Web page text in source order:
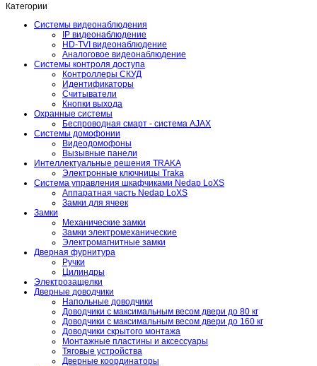
Категории
Системы видеонаблюдения
IP видеонаблюдение
HD-TVI видеонаблюдение
Аналоговое видеонаблюдение
Системы контроля доступа
Контроллеры СКУД
Идентификаторы
Считыватели
Кнопки выхода
Охранные системы
Беспроводная смарт - система AJAX
Системы домофонии
Видеодомофоны
Вызывные панели
Интеллектуальные решения TRAKA
Электронные ключницы Traka
Система управления шкафчиками Nedap LoXS
Аппаратная часть Nedap LoXS
Замки для ячеек
Замки
Механические замки
Замки электромеханические
Электромагнитные замки
Дверная фурнитура
Ручки
Цилиндры
Электрозащелки
Дверные доводчики
Напольные доводчики
Доводчики с максимальным весом двери до 80 кг
Доводчики с максимальным весом двери до 160 кг
Доводчики скрытого монтажа
Монтажные пластины и аксессуары
Тяговые устройства
Дверные координаторы